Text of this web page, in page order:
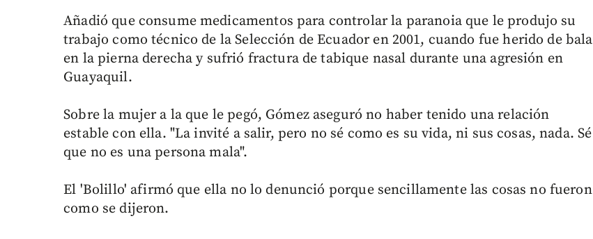
Añadió que consume medicamentos para controlar la paranoia que le produjo su
trabajo como técnico de la Selección de Ecuador en 2001, cuando fue herido de bala
en la pierna derecha y sufrió fractura de tabique nasal durante una agresión en
Guayaquil.
Sobre la mujer a la que le pegó, Gómez aseguró no haber tenido una relación
estable con ella. "La invité a salir, pero no sé como es su vida, ni sus cosas, nada. Sé
que no es una persona mala".
El 'Bolillo' afirmó que ella no lo denunció porque sencillamente las cosas no fueron
como se dijeron.